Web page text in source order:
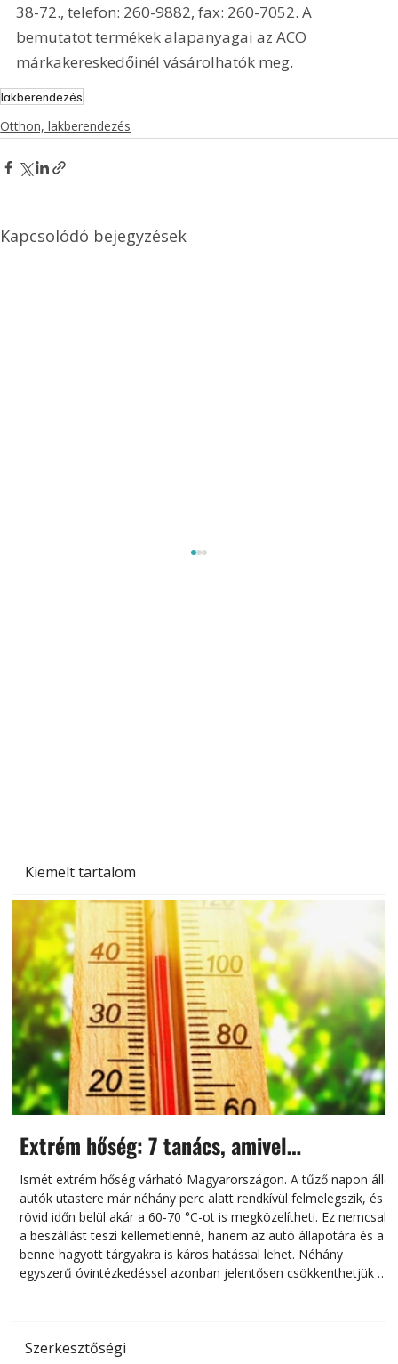
Kiemelt tartalom
Extrém hőség: 7 tanács, amivel
megóvhatjuk autónkat a nyári károktól
Ismét extrém hőség várható Magyarországon. A tűző napon álló
autók utastere már néhány perc alatt rendkívül felmelegszik, és
rövid időn belül akár a 60-70 °C-ot is megközelítheti. Ez nemcsak
a beszállást teszi kellemetlenné, hanem az autó állapotára és a
benne hagyott tárgyakra is káros hatással lehet. Néhány
egyszerű óvintézkedéssel azonban jelentősen csökkenthetjük a
Szerkesztőségi
38-72., telefon: 260-9882, fax: 260-7052. A
bemutatot termékek alapanyagai az ACO
márkakereskedőinél vásárolhatók meg.
lakberendezés
Otthon, lakberendezés
Kapcsolódó bejegyzések